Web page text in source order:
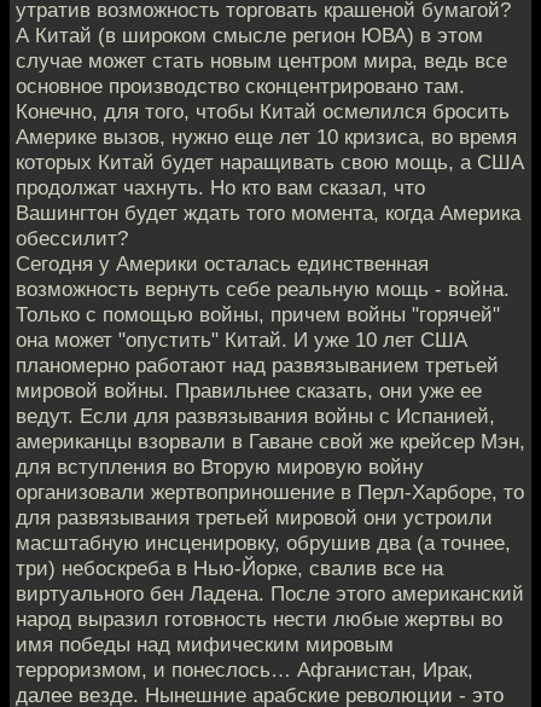
утратив возможность торговать крашеной бумагой?
А Китай (в широком смысле регион ЮВА) в этом
случае может стать новым центром мира, ведь все
основное производство сконцентрировано там.
Конечно, для того, чтобы Китай осмелился бросить
Америке вызов, нужно еще лет 10 кризиса, во время
которых Китай будет наращивать свою мощь, а США
продолжат чахнуть. Но кто вам сказал, что
Вашингтон будет ждать того момента, когда Америка
обессилит?
Сегодня у Америки осталась единственная
возможность вернуть себе реальную мощь - война.
Только с помощью войны, причем войны "горячей"
она может "опустить" Китай. И уже 10 лет США
планомерно работают над развязыванием третьей
мировой войны. Правильнее сказать, они уже ее
ведут. Если для развязывания войны с Испанией,
американцы взорвали в Гаване свой же крейсер Мэн,
для вступления во Вторую мировую войну
организовали жертвоприношение в Перл-Харборе, то
для развязывания третьей мировой они устроили
масштабную инсценировку, обрушив два (а точнее,
три) небоскреба в Нью-Йорке, свалив все на
виртуального бен Ладена. После этого американский
народ выразил готовность нести любые жертвы во
имя победы над мифическим мировым
терроризмом, и понеслось… Афганистан, Ирак,
далее везде. Нынешние арабские революции - это